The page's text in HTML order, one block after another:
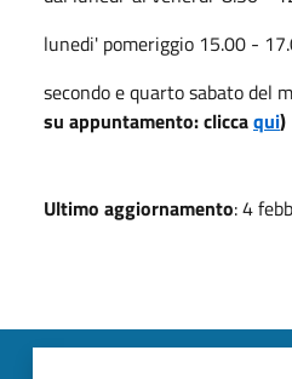
lunedi' pomeriggio 15.00 -
secondo e quarto sabato del
su appuntamento: cliccaqui)
Ultimo aggiornamento: 4